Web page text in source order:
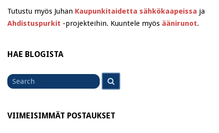
Tutustu myös Juhan Kaupunkitaidetta sähkökaapeissa ja
Ahdistuspurkit -projekteihin. Kuuntele myös äänirunot.
HAE BLOGISTA
Search
for
VIIMEISIMMÄT POSTAUKSET